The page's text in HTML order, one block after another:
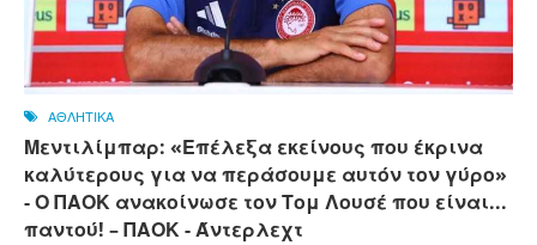
ΑΘΛΗΤΙΚΑ
Μεντιλίμπαρ: «Επέλεξα εκείνους που έκρινα
καλύτερους για να περάσουμε αυτόν τον γύρο»
- Ο ΠΑΟΚ ανακοίνωσε τον Τομ Λουσέ που είναι...
παντού! – ΠΑΟΚ - Άντερλεχτ